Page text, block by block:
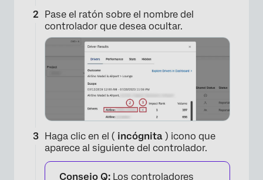
Pase el ratón sobre el nombre del
controlador que desea ocultar.
Haga clic en el ( incógnita ) icono que
aparece al siguiente del controlador.
Consejo Q: Los controladores